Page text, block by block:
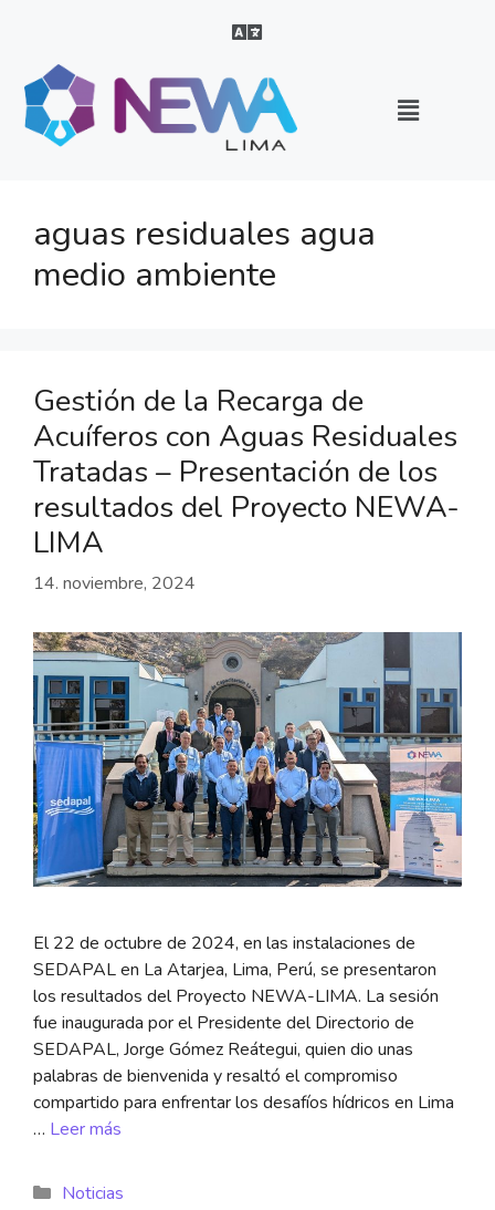
aguas residuales agua
medio ambiente
Gestión de la Recarga de
Acuíferos con Aguas Residuales
Tratadas – Presentación de los
resultados del Proyecto NEWA-
LIMA
14. noviembre, 2024
El 22 de octubre de 2024, en las instalaciones de
SEDAPAL en La Atarjea, Lima, Perú, se presentaron
los resultados del Proyecto NEWA-LIMA. La sesión
fue inaugurada por el Presidente del Directorio de
SEDAPAL, Jorge Gómez Reátegui, quien dio unas
palabras de bienvenida y resaltó el compromiso
compartido para enfrentar los desafíos hídricos en Lima
… Leer más
Noticias